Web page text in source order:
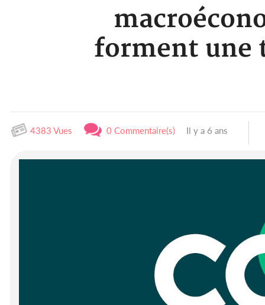
forment une
4383 Vues 0 Commentaire(s) Il y a 6 ans